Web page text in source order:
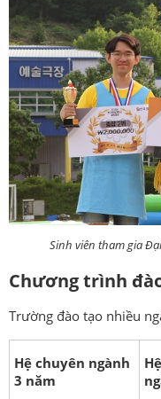
Sinh viên tham gia
Chương trình
Trường đào tạo nhiều
Hệ chuyên ngành
3 năm